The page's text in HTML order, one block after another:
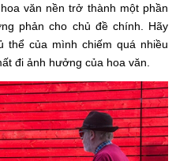
văn nền trở thành một phần
phản cho chủ đề chính. Hãy
thể của mình chiếm quá nhiều
đi ảnh hưởng của hoa văn.